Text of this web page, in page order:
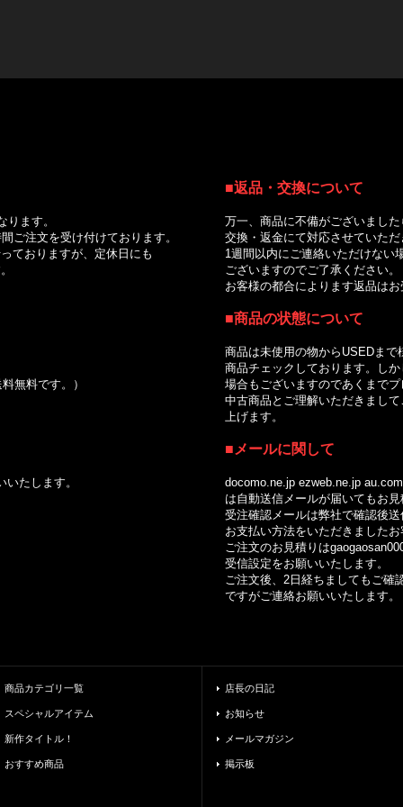
ます。
注文を受け付けております。
おりますが、定休日にも
■返品・交換について
万一、商品に不備がございまし
交換・返金にて対応させていただ
1週間以内にご連絡いただけない
ございますのでご了承ください。
お客様の都合によります返品はお
料無料です。）
たします。
■商品の状態について
商品は未使用の物からUSEDまで
商品チェックしております。しか
場合もございますのであくまでプ
中古商品とご理解いただきまして
上げます。
■メールに関して
docomo.ne.jp ezweb.ne.jp au.com
は自動送信メールが届いてもお見
受注確認メールは弊社で確認後送
お支払い方法をいただきましたお
ご注文のお見積りは
受信設定をお願いいたします。
ご注文後、2日経ちましてもご確
ですがご連絡お願いいたします。
商品カテゴリ一覧
スペシャルアイテム
新作タイトル！
おすすめ商品
店長の日記
お知らせ
メールマガジン
掲示板